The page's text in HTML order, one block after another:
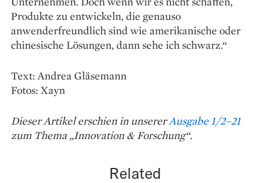
Produkte zu entwickeln, die genauso
anwenderfreundlich sind wie amerikanische oder
chinesische Lösungen, dann sehe ich schwarz.“
Text: Andrea Gläsemann
Fotos: Xayn
Dieser Artikel erschien in unsererAusgabe 1/2–21
zum Thema „Innovation & Forschung“.
Related